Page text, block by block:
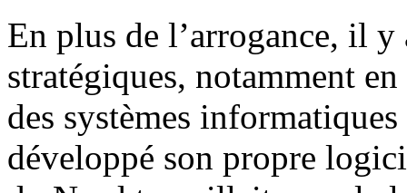
En plus de l’arrogance, il y
stratégiques, notamment
des systèmes
développé son propre